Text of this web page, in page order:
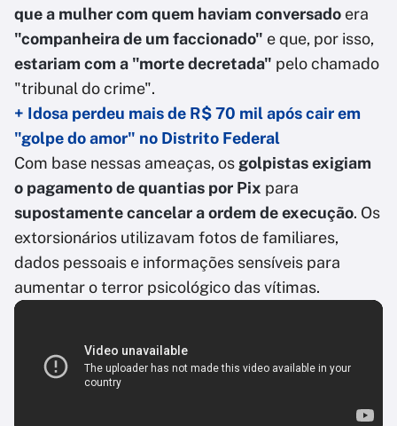
que a mulher com quem haviam conversado era
"companheira de um faccionado" e que, por isso,
estariam com a "morte decretada" pelo chamado
"tribunal do crime".
+ Idosa perdeu mais de R$ 70 mil após cair em
"golpe do amor" no Distrito Federal
Com base nessas ameaças, os golpistas exigiam
o pagamento de quantias por Pix para
supostamente cancelar a ordem de execução. Os
extorsionários utilizavam fotos de familiares,
dados pessoais e informações sensíveis para
aumentar o terror psicológico das vítimas.